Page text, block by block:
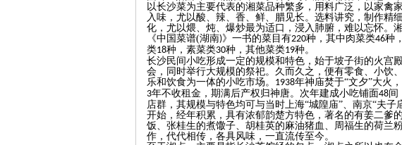
以长沙菜为主要代表的湘菜品种繁多，用料广泛，以家禽
入味，尤以酸、辣、香、鲜、腊见长。选料讲究，制作精
化，尤以煨、炖、爆炒最为适口，浸入肺腑，难以忘怀。
《中国菜谱(湖南)》一书的菜目有220种，其中肉菜类46种
类18种，素菜类30种，其他菜类19种。
长沙民间小吃形成一定的规模和特色，始于坡子街的火宫
会，同时举行大规模的祭祀。久而久之，便有零食、小饮
乐和饮食为一体的小吃市场。 1938年神庙焚于“文夕”大火，
3年不收租金，期满后产权归神唐。次年建成小吃铺面48间
店群，其规模与特色均可与当时上海“城隍庙”、南京“夫
开始，经年积累，具有浓郁韵楚方特色，著名的有姜二爹
饭、张桂生的煮馓子、胡桂英的麻油猪血、周福生的荷兰
作，代代相传，各具风味，一直流传至今。